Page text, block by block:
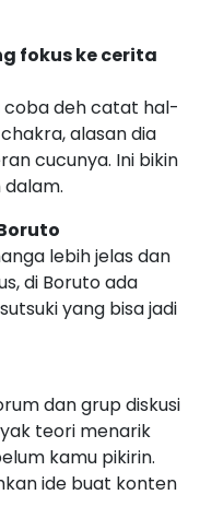
lebih jelas dan
di Boruto ada
yang bisa jadi
dan grup diskusi
teori menarik
kamu pikirin.
ide buat konten
soal karakter
bikin pengalaman
dan personal.
Jahat